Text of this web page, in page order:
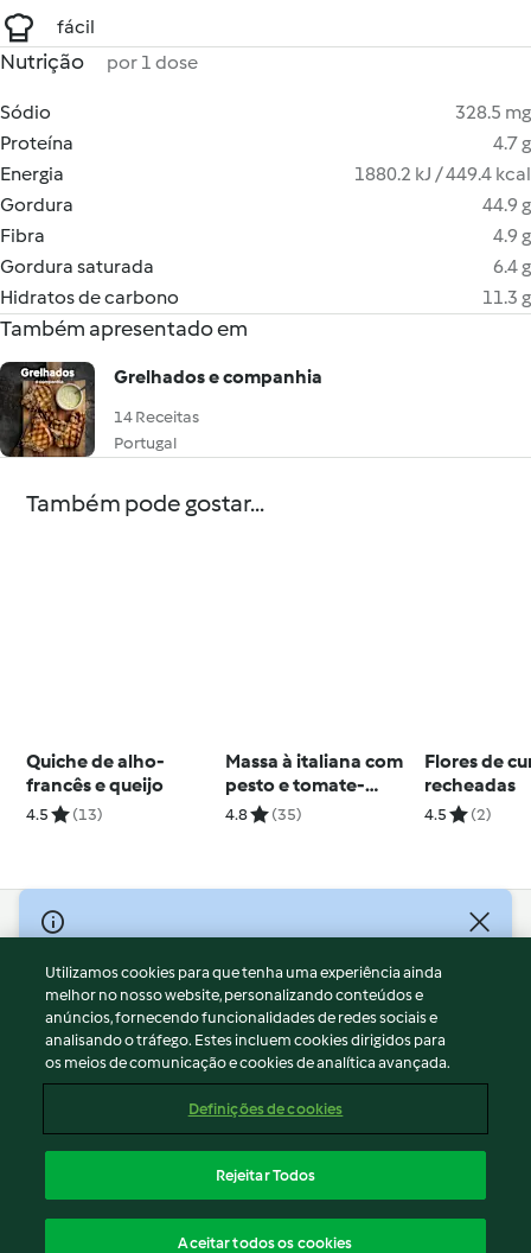
fácil
Nutrição por 1 dose
Sódio
328.5 mg
Proteína
4.7 g
Energia
1880.2 kJ / 449.4 kcal
Gordura
44.9 g
Fibra
4.9 g
Gordura saturada
6.4 g
Hidratos de carbono
11.3 g
Também apresentado em
Grelhados e companhia
14 Receitas
Portugal
Também pode gostar...
Quiche de alho-
francês e queijo
4.5 (13)
Massa à italiana com
pesto e tomate-
cereja confitado
4.8 (35)
Flores de
recheadas
4.5 (2)
© Copyright 2026
Termos de Utilização
Aviso sobre Proteção de Dados
Aviso
Apoio legal
Conteúdo do relatório
Declaração de acessibilidade
Utilizamos cookies para que tenha uma experiência ainda
melhor no nosso website, personalizando conteúdos e
anúncios, fornecendo funcionalidades de redes sociais e
analisando o tráfego. Estes incluem cookies dirigidos para
os meios de comunicação e cookies de analítica avançada.
Definições de cookies
Rejeitar Todos
Aceitar todos os cookies